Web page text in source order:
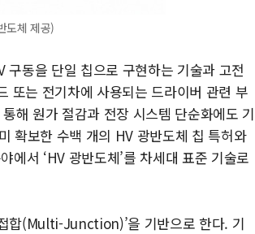
도체 제공)
동을 단일 칩으로 구현하는 기술과 고전
또는 전기차에 사용되는 드라이버 관련 부
해 원가 절감과 전장 시스템 단순화에도 기
확보한 수백 개의 HV 광반도체 칩 특허와
에서 ‘HV 광반도체’를 차세대 표준 기술로
합(Multi-Junction)’을 기반으로 한다. 기